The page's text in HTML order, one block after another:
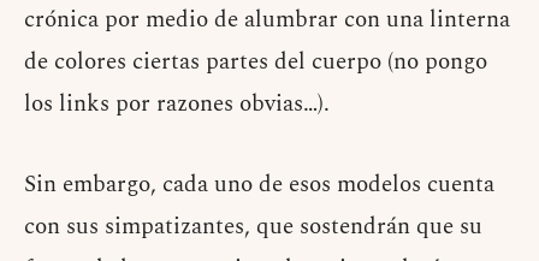
crónica por medio de alumbrar con una linterna
de colores ciertas partes del cuerpo (no pongo
los links por razones obvias…).
Sin embargo, cada uno de esos modelos cuenta
con sus simpatizantes, que sostendrán que su